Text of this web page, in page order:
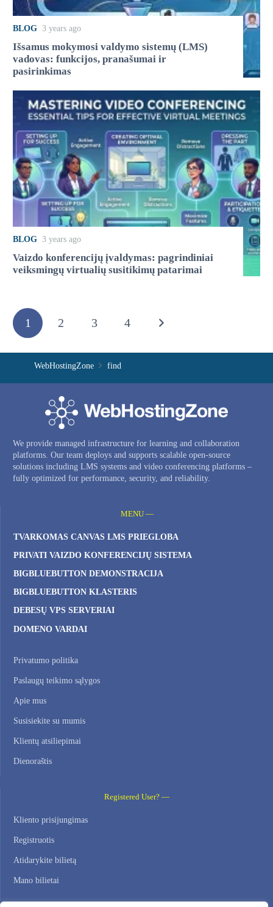
BLOG 3 years ago
Išsamus mokymosi valdymo sistemų (LMS)
vadovas: funkcijos, pranašumai ir
pasirinkimas
BLOG 3 years ago
Vaizdo konferencijų įvaldymas: pagrindiniai
veiksmingų virtualių susitikimų patarimai
1 2 3 4
WebHostingZone find
We provide managed infrastructure for learning and collaboration
platforms. Our team deploys and supports scalable open-source
solutions including LMS systems and video conferencing platforms –
fully optimized for performance, security, and reliability.
MENU —
TVARKOMAS CANVAS LMS PRIEGLOBA
PRIVATI ​​VAIZDO KONFERENCIJŲ SISTEMA
BIGBLUEBUTTON DEMONSTRACIJA
BIGBLUEBUTTON KLASTERIS
DEBESŲ VPS SERVERIAI
DOMENO VARDAI
Privatumo politika
Paslaugų teikimo sąlygos
Apie mus
Susisiekite su mumis
Klientų atsiliepimai
Dienoraštis
Registered User? —
Kliento prisijungimas
Registruotis
Atidarykite bilietą
Mano bilietai